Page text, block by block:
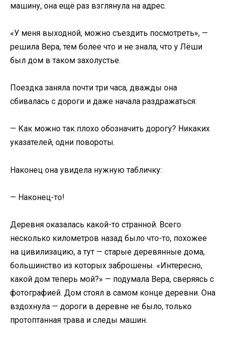
машину, она ещё раз взглянула на адрес.
«У меня выходной, можно съездить посмотреть», —
решила Вера, тем более что и не знала, что у Лёши
был дом в таком захолустье.
Поездка заняла почти три часа, дважды она
сбивалась с дороги и даже начала раздражаться:
— Как можно так плохо обозначить дорогу? Никаких
указателей, одни повороты.
Наконец она увидела нужную табличку:
— Наконец-то!
Деревня оказалась какой-то странной. Всего
несколько километров назад было что-то, похожее
на цивилизацию, а тут — старые деревянные дома,
большинство из которых заброшены. «Интересно,
какой дом теперь мой?» — подумала Вера, сверяясь с
фотографией. Дом стоял в самом конце деревни. Она
вздохнула — дороги в деревне не было, только
протоптанная трава и следы машин.